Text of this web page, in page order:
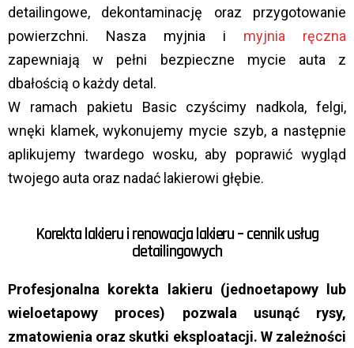
detailingowe, dekontaminację oraz przygotowanie
powierzchni. Nasza myjnia i myjnia ręczna
zapewniają w pełni bezpieczne mycie auta z
dbałością o każdy detal.
W ramach pakietu Basic czyścimy nadkola, felgi,
wnęki klamek, wykonujemy mycie szyb, a następnie
aplikujemy twardego wosku, aby poprawić wygląd
twojego auta oraz nadać lakierowi głębie.
Korekta lakieru i renowacja lakieru – cennik usług
detailingowych
Profesjonalna korekta lakieru (jednoetapowy lub
wieloetapowy proces) pozwala usunąć rysy,
zmatowienia oraz skutki eksploatacji. W zależności